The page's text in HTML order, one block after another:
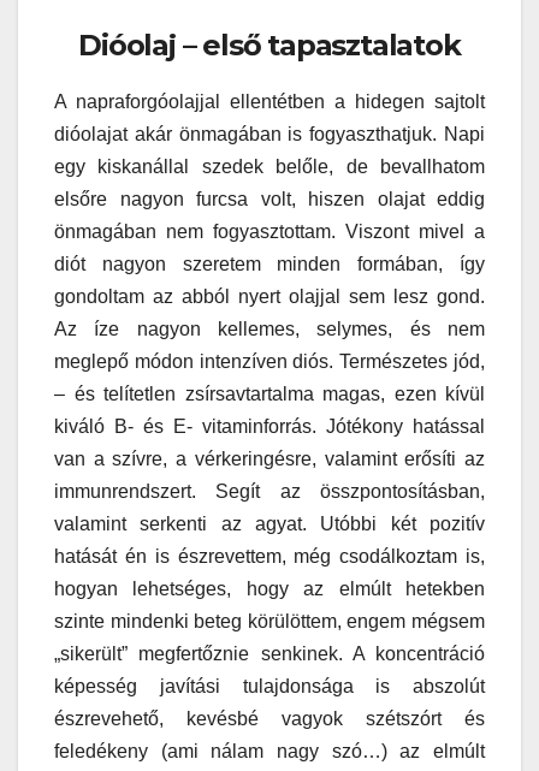
Dióolaj – első tapasztalatok
A napraforgóolajjal ellentétben a hidegen sajtolt
dióolajat akár önmagában is fogyaszthatjuk. Napi
egy kiskanállal szedek belőle, de bevallhatom
elsőre nagyon furcsa volt, hiszen olajat eddig
önmagában nem fogyasztottam. Viszont mivel a
diót nagyon szeretem minden formában, így
gondoltam az abból nyert olajjal sem lesz gond.
Az íze nagyon kellemes, selymes, és nem
meglepő módon intenzíven diós. Természetes jód,
– és telítetlen zsírsavtartalma magas, ezen kívül
kiváló B- és E- vitaminforrás. Jótékony hatással
van a szívre, a vérkeringésre, valamint erősíti az
immunrendszert. Segít az összpontosításban,
valamint serkenti az agyat. Utóbbi két pozitív
hatását én is észrevettem, még csodálkoztam is,
hogyan lehetséges, hogy az elmúlt hetekben
szinte mindenki beteg körülöttem, engem mégsem
„sikerült” megfertőznie senkinek. A koncentráció
képesség javítási tulajdonsága is abszolút
észrevehető, kevésbé vagyok szétszórt és
feledékeny (ami nálam nagy szó…) az elmúlt